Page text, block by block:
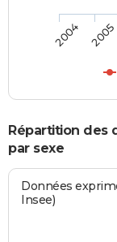
2004 2005
Répartition des
par sexe
Données
Insee)